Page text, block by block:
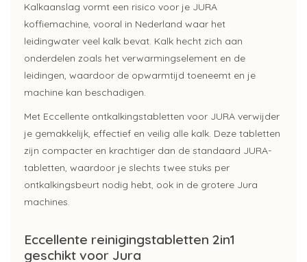
Kalkaanslag vormt een risico voor je JURA
koffiemachine, vooral in Nederland waar het
leidingwater veel kalk bevat. Kalk hecht zich aan
onderdelen zoals het verwarmingselement en de
leidingen, waardoor de opwarmtijd toeneemt en je
machine kan beschadigen.
Met Eccellente ontkalkingstabletten voor JURA verwijder
je gemakkelijk, effectief en veilig alle kalk. Deze tabletten
zijn compacter en krachtiger dan de standaard JURA-
tabletten, waardoor je slechts twee stuks per
ontkalkingsbeurt nodig hebt, ook in de grotere Jura
machines.
Eccellente reinigingstabletten 2in1
geschikt voor Jura